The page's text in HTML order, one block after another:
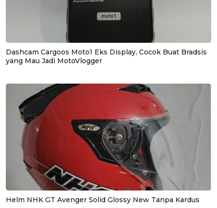
Dashcam Cargoos Moto1 Eks Display, Cocok Buat Bradsis
yang Mau Jadi MotoVlogger
Helm NHK GT Avenger Solid Glossy New Tanpa Kardus